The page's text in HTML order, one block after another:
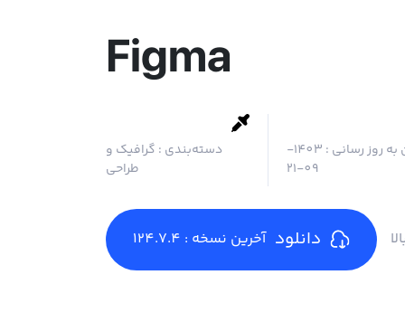
Figma
به روز رسانی :
1403-
09-21
دسته‌بندی : گرافیک و
طراحی
دانلود آخرین نسخه : 124.7.4